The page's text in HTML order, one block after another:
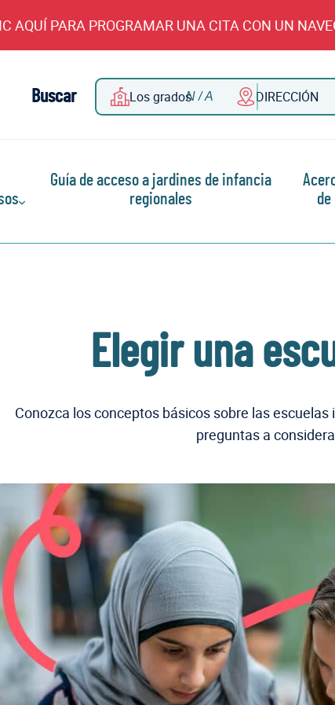
AQUÍ PARA PROGRAMAR UNA CITA CON UN
Buscar Los grados DIRECCIÓN
Guía de acceso a jardines de infancia
regionales
de
Elegir una
Conozca los conceptos básicos sobre las
preguntas a